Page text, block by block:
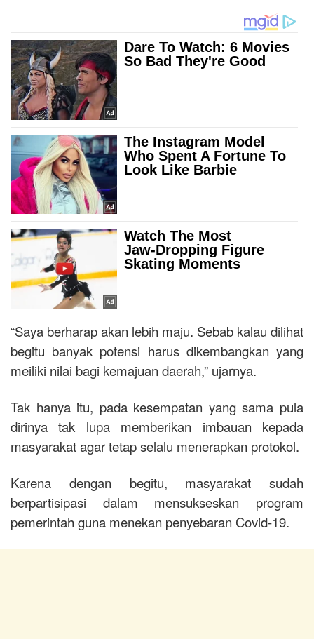
“Saya berharap akan lebih maju. Sebab kalau dilihat
begitu banyak potensi harus dikembangkan yang
meiliki nilai bagi kemajuan daerah,” ujarnya.
Tak hanya itu, pada kesempatan yang sama pula
dirinya tak lupa memberikan imbauan kepada
masyarakat agar tetap selalu menerapkan protokol.
Karena dengan begitu, masyarakat sudah
berpartisipasi dalam mensukseskan program
pemerintah guna menekan penyebaran Covid-19.